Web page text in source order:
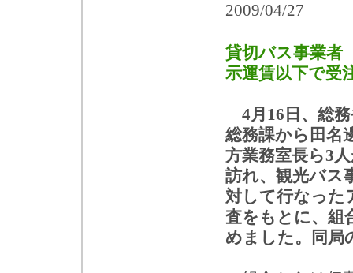
2009/04/27
貸切バス事業
示運賃以下で受
4月16日、総
総務課から田名
方業務室長ら3
訪れ、観光バス
対して行なった
査をもとに、組
めました。同局